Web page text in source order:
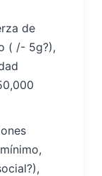
de
( /- 5g?),